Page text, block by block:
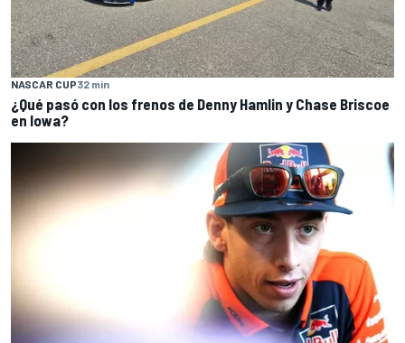
NASCAR CUP32 min
¿Qué pasó con los frenos de Denny Hamlin y Chase Briscoe
en Iowa?